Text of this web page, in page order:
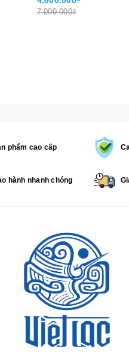
7.000.000₫
phẩm cao cấp
hành nhanh chóng